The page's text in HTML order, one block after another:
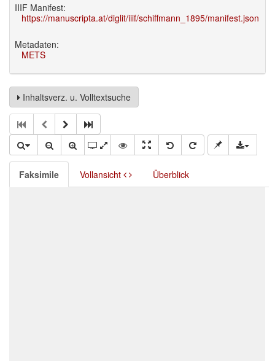
IIIF Manifest:
https://manuscripta.at/diglit/iiif/schiffmann_1895/manifest.json
Metadaten:
METS
Inhaltsverz. u. Volltextsuche
Faksimile Vollansicht Überblick